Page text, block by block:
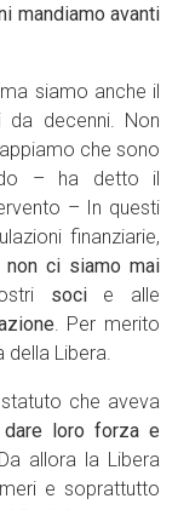
mandiamo avanti
ma siamo anche il
decenni. Non
che sono
– ha detto il
– In questi
finanziarie,
non ci siamo mai
socie alle
. Per merito
Libera.
che aveva
loro forza e
allora la Libera
e soprattutto